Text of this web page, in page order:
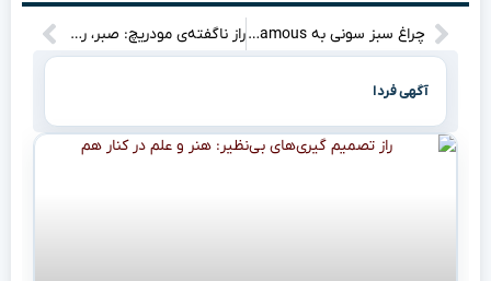
چراغ سبز سونی به Infamous: خاطرات قهرمانان برمی‌گردند؟ راز ناگفته‌ی مودریچ: صبر، رنج و فتحی که تاریخ را تغییر داد
آگهی فردا